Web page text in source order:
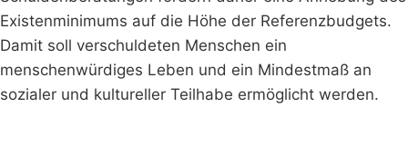
Existenminimums auf die Höhe der Referenzbudgets.
Damit soll verschuldeten Menschen ein
menschenwürdiges Leben und ein Mindestmaß an
sozialer und kultureller Teilhabe ermöglicht werden.